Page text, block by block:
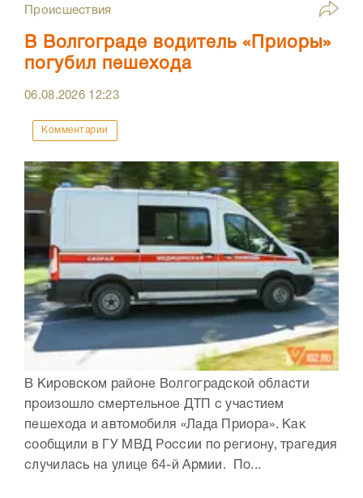
Происшествия
В Волгограде водитель «Приоры»
погубил пешехода
06.08.2026 12:23
Комментарии
В Кировском районе Волгоградской области
произошло смертельное ДТП с участием
пешехода и автомобиля «Лада Приора». Как
сообщили в ГУ МВД России по региону, трагедия
случилась на улице 64-й Армии. По...